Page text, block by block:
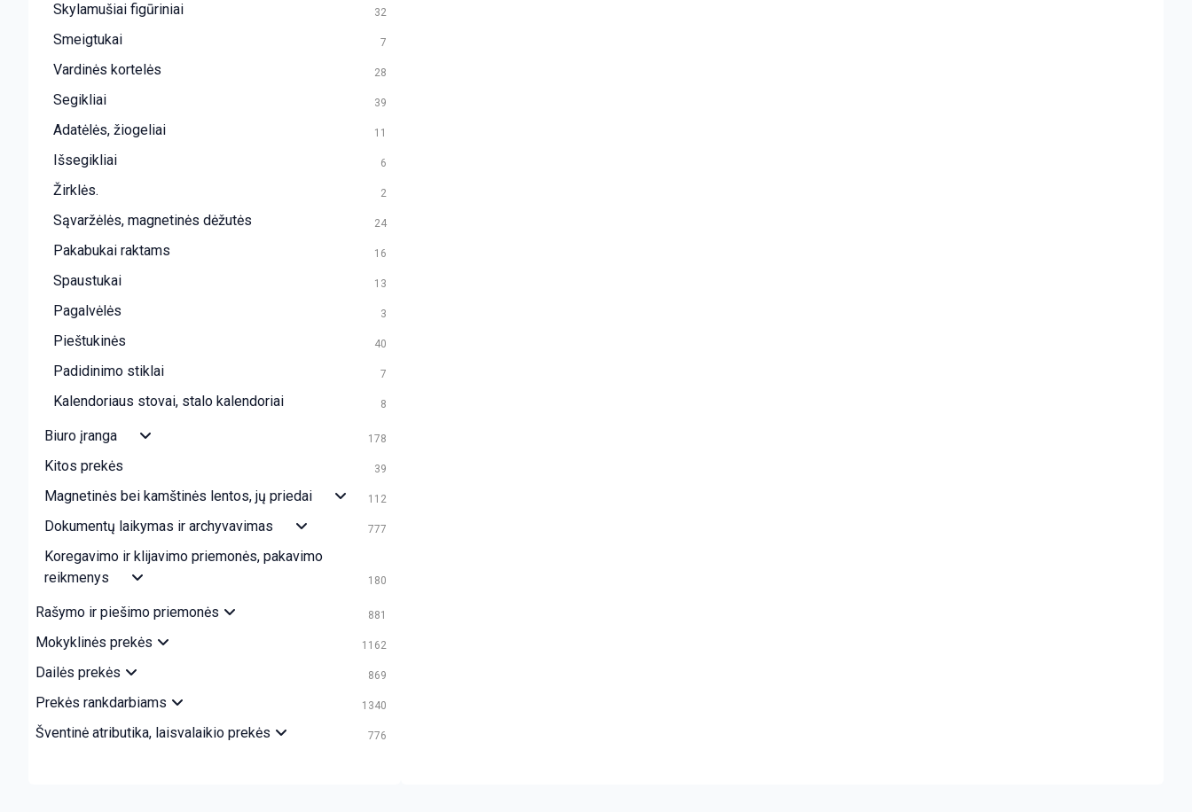
Skylamušiai figūriniai 32
Smeigtukai 7
Vardinės kortelės 28
Segikliai 39
Adatėlės, žiogeliai 11
Išsegikliai 6
Žirklės. 2
Sąvaržėlės, magnetinės dėžutės 24
Pakabukai raktams 16
Spaustukai 13
Pagalvėlės 3
Pieštukinės 40
Padidinimo stiklai 7
Kalendoriaus stovai, stalo kalendoriai 8
Biuro įranga 178
Kitos prekės 39
Magnetinės bei kamštinės lentos, jų priedai 112
Dokumentų laikymas ir archyvavimas 777
Koregavimo ir klijavimo priemonės, pakavimo
reikmenys
180
Rašymo ir piešimo priemonės 881
Mokyklinės prekės 1162
Dailės prekės 869
Prekės rankdarbiams 1340
Šventinė atributika, laisvalaikio prekės 776